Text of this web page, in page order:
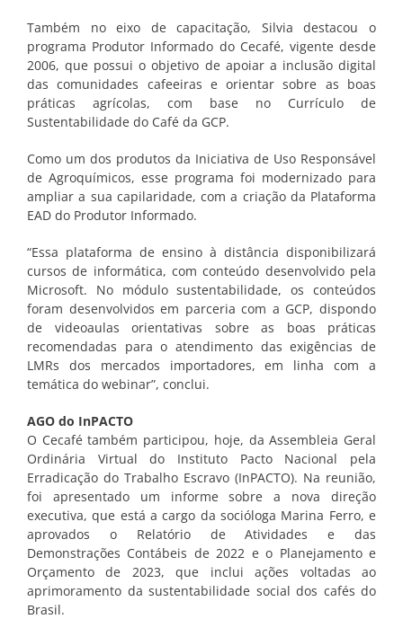
Também no eixo de capacitação, Silvia destacou o
programa Produtor Informado do Cecafé, vigente desde
2006, que possui o objetivo de apoiar a inclusão digital
das comunidades cafeeiras e orientar sobre as boas
práticas agrícolas, com base no Currículo de
Sustentabilidade do Café da GCP.
Como um dos produtos da Iniciativa de Uso Responsável
de Agroquímicos, esse programa foi modernizado para
ampliar a sua capilaridade, com a criação da Plataforma
EAD do Produtor Informado.
“Essa plataforma de ensino à distância disponibilizará
cursos de informática, com conteúdo desenvolvido pela
Microsoft. No módulo sustentabilidade, os conteúdos
foram desenvolvidos em parceria com a GCP, dispondo
de videoaulas orientativas sobre as boas práticas
recomendadas para o atendimento das exigências de
LMRs dos mercados importadores, em linha com a
temática do webinar”, conclui.
AGO do InPACTO
O Cecafé também participou, hoje, da Assembleia Geral
Ordinária Virtual do Instituto Pacto Nacional pela
Erradicação do Trabalho Escravo (InPACTO). Na reunião,
foi apresentado um informe sobre a nova direção
executiva, que está a cargo da socióloga Marina Ferro, e
aprovados o Relatório de Atividades e das
Demonstrações Contábeis de 2022 e o Planejamento e
Orçamento de 2023, que inclui ações voltadas ao
aprimoramento da sustentabilidade social dos cafés do
Brasil.